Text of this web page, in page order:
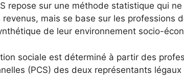
repose sur une méthode statistique qui
mais se base sur les professions
de leur environnement socio-
sociale est déterminé à partir des
(PCS) des deux représentants légaux